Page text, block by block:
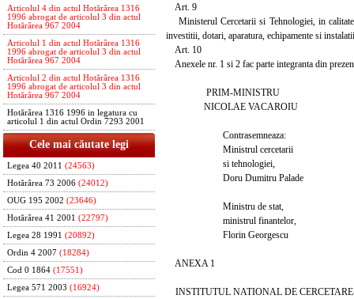
Articolul 4 din actul Hotărârea 1316
1996 abrogat de articolul 3 din actul
Hotărârea 967 2004
Articolul 1 din actul Hotărârea 1316
1996 abrogat de articolul 3 din actul
Hotărârea 967 2004
Articolul 2 din actul Hotărârea 1316
1996 abrogat de articolul 3 din actul
Hotărârea 967 2004
Hotărârea 1316 1996 in legatura cu
articolul 1 din actul Ordin 7293 2001
Cele mai căutate legi
Legea 40 2011 (24563)
Hotărârea 73 2006 (24012)
OUG 195 2002 (23646)
Hotărârea 41 2001 (22797)
Legea 28 1991 (20892)
Ordin 4 2007 (18284)
Cod 0 1864 (17551)
Legea 571 2003 (16924)
Art. 9
Ministerul Cercetarii si Tehnologiei, in
investitii, dotari, aparatura, echipamente si
Art. 10
Anexele nr. 1 si 2 fac parte integranta din
PRIM-MINISTRU
NICOLAE VACAROIU
Contrasemneaza:
Ministrul cercetarii
si tehnologiei,
Doru Dumitru Palade
Ministru de stat,
ministrul finantelor,
Florin Georgescu
ANEXA 1
INSTITUTUL NATIONAL DE